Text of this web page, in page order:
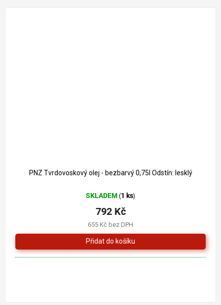
PNZ Tvrdovoskový olej - bezbarvý 0,75l Odstín: lesklý
SKLADEM (1 ks)
655 Kč bez DPH
792 Kč